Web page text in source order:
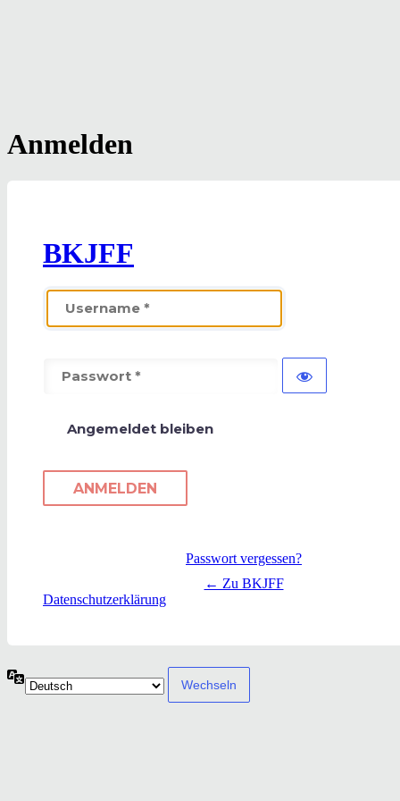
Anmelden
BKJFF
Angemeldet bleiben
Passwort vergessen?
← Zu BKJFF
Datenschutzerklärung